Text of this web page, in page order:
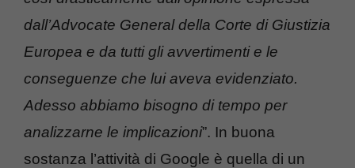
dall’Advocate General della Corte di Giustizia
Europea e da tutti gli avvertimenti e le
conseguenze che lui aveva evidenziato.
Adesso abbiamo bisogno di tempo per
analizzarne le implicazioni”. In buona
sostanza l’attività di Google è quella di un